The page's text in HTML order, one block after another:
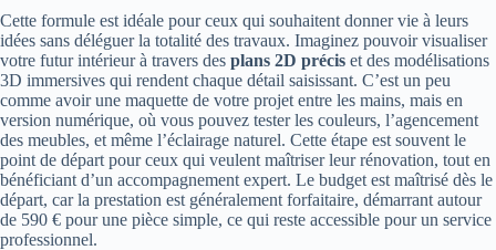
Cette formule est idéale pour ceux qui souhaitent donner vie à leurs
idées sans déléguer la totalité des travaux. Imaginez pouvoir visualiser
votre futur intérieur à travers des plans 2D précis et des modélisations
3D immersives qui rendent chaque détail saisissant. C’est un peu
comme avoir une maquette de votre projet entre les mains, mais en
version numérique, où vous pouvez tester les couleurs, l’agencement
des meubles, et même l’éclairage naturel. Cette étape est souvent le
point de départ pour ceux qui veulent maîtriser leur rénovation, tout en
bénéficiant d’un accompagnement expert. Le budget est maîtrisé dès le
départ, car la prestation est généralement forfaitaire, démarrant autour
de 590 € pour une pièce simple, ce qui reste accessible pour un service
professionnel.